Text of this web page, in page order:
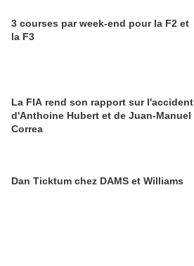
3 courses par week-end pour la F2 et
la F3
La FIA rend son rapport sur l'accident
d'Anthoine Hubert et de Juan-Manuel
Correa
Dan Ticktum chez DAMS et Williams